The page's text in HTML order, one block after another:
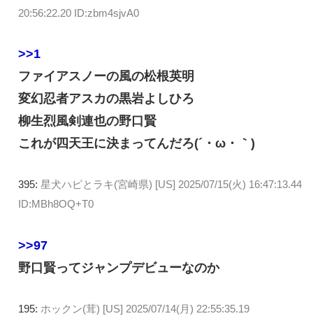
20:56:22.20 ID:zbm4sjvA0
>>1
ファイアスノーの風の松根英明
変幻忍者アスカの黒岩よしひろ
柳生烈風剣連也の野口賢
これが四天王に決まってんだろ(´・ω・｀)
395: 星犬ハピとラキ(宮崎県) [US] 2025/07/15(火) 16:47:13.44
ID:MBh8OQ+T0
>>97
野口賢ってジャンプデビューなのか
195: ホックン(茸) [US] 2025/07/14(月) 22:55:35.19